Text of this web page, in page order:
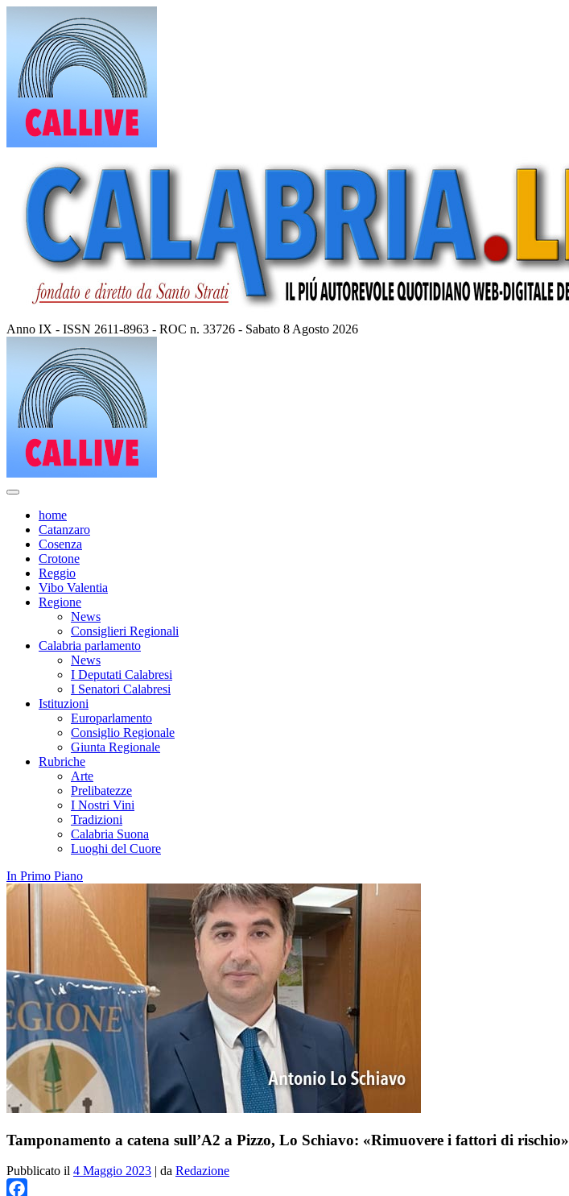
contenuto
Anno IX - ISSN 2611-8963 - ROC n. 33726 - Sabato 8 Agosto 2026
home
Catanzaro
Cosenza
Crotone
Reggio
Vibo Valentia
Regione
News
Consiglieri Regionali
Calabria parlamento
News
I Deputati Calabresi
I Senatori Calabresi
Istituzioni
Europarlamento
Consiglio Regionale
Giunta Regionale
Rubriche
Arte
Prelibatezze
I Nostri Vini
Tradizioni
Calabria Suona
Luoghi del Cuore
In Primo Piano
Tamponamento a catena sull’A2 a Pizzo, Lo Schiavo: «Rimuovere i fattori di rischio»
Pubblicato il 4 Maggio 2023 | da Redazione